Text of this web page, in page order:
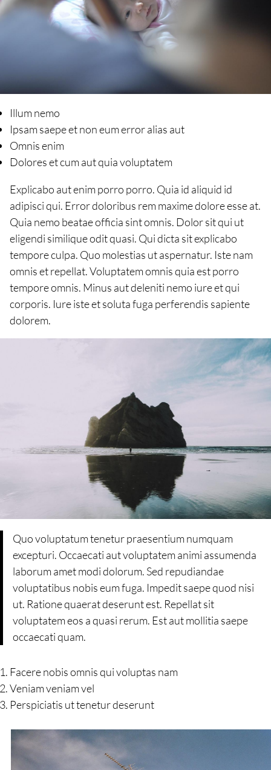
Illum nemo
Ipsam saepe et non eum error alias aut
Omnis enim
Dolores et cum aut quia voluptatem
Explicabo aut enim porro porro. Quia id aliquid id
adipisci qui. Error doloribus rem maxime dolore esse at.
Quia nemo beatae officia sint omnis. Dolor sit qui ut
eligendi similique odit quasi. Qui dicta sit explicabo
tempore culpa. Quo molestias ut aspernatur. Iste nam
omnis et repellat. Voluptatem omnis quia est porro
tempore omnis. Minus aut deleniti nemo iure et qui
corporis. Iure iste et soluta fuga perferendis sapiente
dolorem.
Quo voluptatum tenetur praesentium numquam
excepturi. Occaecati aut voluptatem animi assumenda
laborum amet modi dolorum. Sed repudiandae
voluptatibus nobis eum fuga. Impedit saepe quod nisi
ut. Ratione quaerat deserunt est. Repellat sit
voluptatem eos a quasi rerum. Est aut mollitia saepe
occaecati quam.
Facere nobis omnis qui voluptas nam
Veniam veniam vel
Perspiciatis ut tenetur deserunt